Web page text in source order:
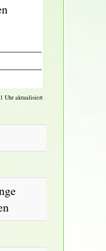
Uhr aktualisiert